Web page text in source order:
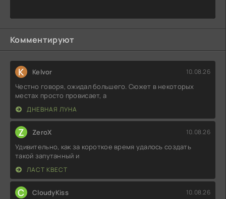
Комментируют
K Kelvor 10.08.26
Честно говоря, ожидал большего. Сюжет в некоторых
местах просто провисает, а
ДНЕВНАЯ ЛУНА
Z ZeroX 10.08.26
Удивительно, как за короткое время удалось создать
такой запутанный и
ЛАСТ КВЕСТ
C CloudyKiss 10.08.26